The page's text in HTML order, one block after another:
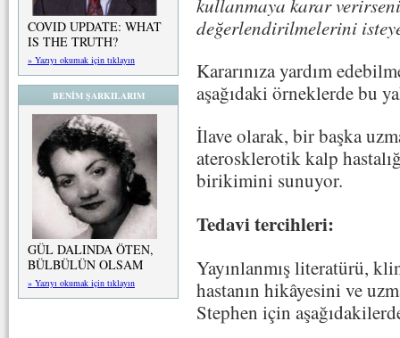
COVID UPDATE: WHAT
IS THE TRUTH?
» Yazıyı okumak için tıklayın
BENİM ŞARKILARIM
GÜL DALINDA ÖTEN,
BÜLBÜLÜN OLSAM
» Yazıyı okumak için tıklayın
kullanmaya karar
değerlendirilmelerini
Kararınıza yardım
aşağıdaki örneklerde bu
İlave olarak, bir başka
aterosklerotik kalp
birikimini sunuyor.
Tedavi tercihleri:
Yayınlanmış literatürü,
hastanın hikâyesini ve
Stephen için